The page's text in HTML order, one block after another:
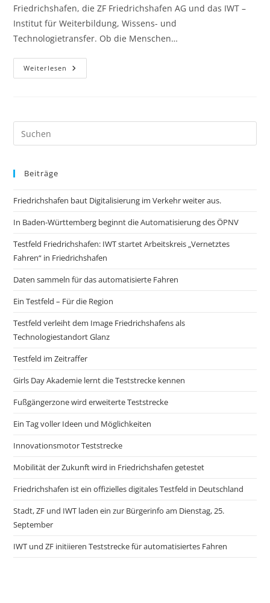
Friedrichshafen, die ZF Friedrichshafen AG und das IWT –
Institut für Weiterbildung, Wissens- und
Technologietransfer. Ob die Menschen…
Weiterlesen Testfeld
Verleiht
Technologiestandort
Beiträge
Friedrichshafen baut Digitalisierung im Verkehr weiter aus.
In Baden-Württemberg beginnt die Automatisierung des ÖPNV
Testfeld Friedrichshafen: IWT startet Arbeitskreis „Vernetztes
Fahren“ in Friedrichshafen
Daten sammeln für das automatisierte Fahren
Ein Testfeld – Für die Region
Testfeld verleiht dem Image Friedrichshafens als
Technologiestandort Glanz
Testfeld im Zeitraffer
Girls Day Akademie lernt die Teststrecke kennen
Fußgängerzone wird erweiterte Teststrecke
Ein Tag voller Ideen und Möglichkeiten
Innovationsmotor Teststrecke
Mobilität der Zukunft wird in Friedrichshafen getestet
Friedrichshafen ist ein offizielles digitales Testfeld in Deutschland
Stadt, ZF und IWT laden ein zur Bürgerinfo am Dienstag, 25.
September
IWT und ZF initiieren Teststrecke für automatisiertes Fahren